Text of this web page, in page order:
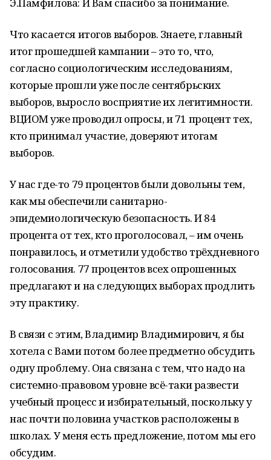
Что касается итогов выборов. Знаете, главный
итог прошедшей кампании – это то, что,
согласно социологическим исследованиям,
которые прошли уже после сентябрьских
выборов, выросло восприятие их легитимности.
ВЦИОМ уже проводил опросы, и 71 процент тех,
кто принимал участие, доверяют итогам
выборов.
У нас где-то 79 процентов были довольны тем,
как мы обеспечили санитарно-
эпидемиологическую безопасность. И 84
процента от тех, кто проголосовал, – им очень
понравилось, и отметили удобство трёхдневного
голосования. 77 процентов всех опрошенных
предлагают и на следующих выборах продлить
эту практику.
В связи с этим, Владимир Владимирович, я бы
хотела с Вами потом более предметно обсудить
одну проблему. Она связана с тем, что надо на
системно-правовом уровне всё-таки развести
учебный процесс и избирательный, поскольку у
нас почти половина участков расположены в
школах. У меня есть предложение, потом мы его
обсудим.